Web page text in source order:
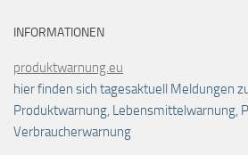
INFORMATIONEN
produktwarnung.eu
hier finden sich tagesaktuell Meldungen
Produktwarnung, Lebensmittelwarnung,
Verbraucherwarnung